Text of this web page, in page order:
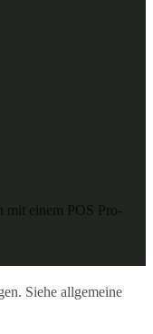
mit einem POS Pro-
Siehe allgemeine